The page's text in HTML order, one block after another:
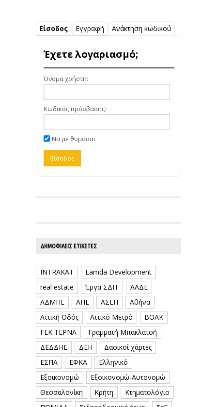
Είσοδος Εγγραφή Ανάκτηση κωδικού
Έχετε λογαριασμό;
Όνομα χρήστη:
Κωδικός πρόσβασης:
Να με θυμάσαι
ΔΗΜΟΦΙΛΕΊΣ ΕΤΙΚΈΤΕΣ
INTRAKAT
Lamda Development
real estate
Έργα ΣΔΙΤ
ΑΑΔΕ
ΑΔΜΗΕ
ΑΠΕ ΑΣΕΠ
Αθήνα
Αττική Οδός
Αττικό Μετρό
ΒΟΑΚ
ΓΕΚ ΤΕΡΝΑ
Γραμματή Μπακλατσή
ΔΕΔΔΗΕ
ΔΕΗ
Δασικοί χάρτες
ΕΣΠΑ
ΕΦΚΑ
Ελληνικό
Εξοικονομώ
Εξοικονομώ-Αυτονομώ
Θεσσαλονίκη
Κρήτη
Κτηματολόγιο